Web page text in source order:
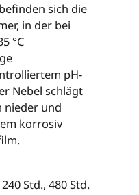
sich die
in der bei
°C
pH-
Nebel schlägt
nieder und
korrosiv
Std., 480 Std.